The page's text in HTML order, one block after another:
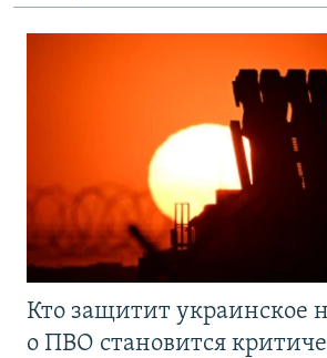
Кто защитит украинское
о ПВО становится